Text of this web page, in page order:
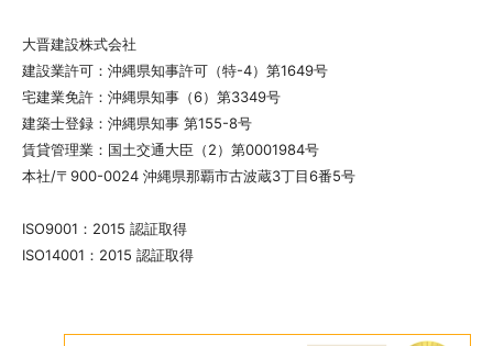
大晋建設株式会社
建設業許可：沖縄県知事許可（特-4）第1649号
宅建業免許：沖縄県知事（6）第3349号
建築士登録：沖縄県知事 第155-8号
賃貸管理業：国土交通大臣（2）第0001984号
本社/〒900-0024 沖縄県那覇市古波蔵3丁目6番5号
ISO9001：2015 認証取得
ISO14001：2015 認証取得